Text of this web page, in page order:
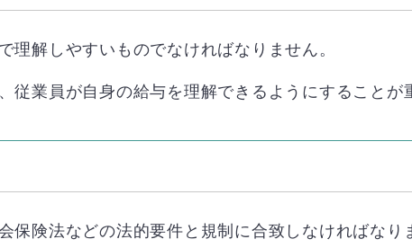
理解しやすいものでなければなりません。
従業員が自身の給与を理解できるようにすることが
保険法などの法的要件と規制に合致しなければなり